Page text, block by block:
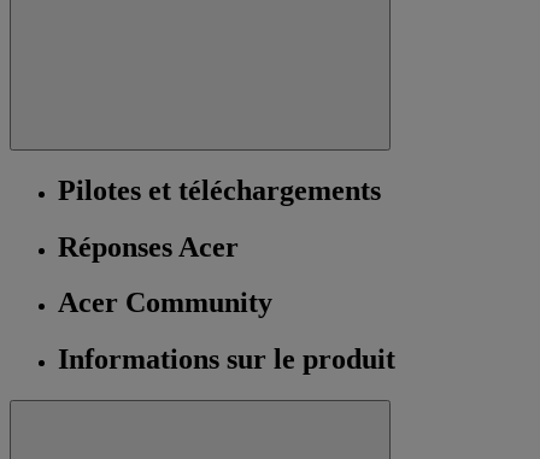
Pilotes et téléchargements
Réponses Acer
Acer Community
Informations sur le produit